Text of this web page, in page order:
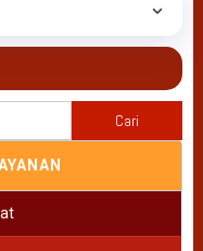
untuk: